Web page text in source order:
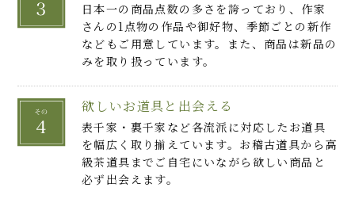
日本一の商品点数の多さを誇っており、作家
さんの1点物の作品や御好物、季節ごとの新作
などもご用意しています。また、商品は新品の
みを取り扱っています。
欲しいお道具と出会える
表千家・裏千家など各流派に対応したお道具
を幅広く取り揃えています。お稽古道具から高
級茶道具までご自宅にいながら欲しい商品と
必ず出会えます。